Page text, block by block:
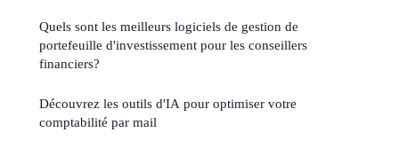
Quels sont les meilleurs logiciels de gestion de
portefeuille d'investissement pour les conseillers
financiers?
Découvrez les outils d'IA pour optimiser votre
comptabilité par mail